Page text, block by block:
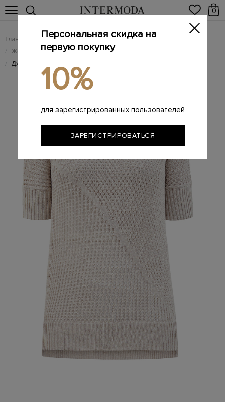
0
Главная Женщинам / Женская одежда
/ Женский трикотаж
/ Джемпер ажурной вязки с нитью золотистого люрекса
Персональная скидка на
первую покупку
10%
для зарегистрированных пользователей
ЗАРЕГИСТРИРОВАТЬСЯ